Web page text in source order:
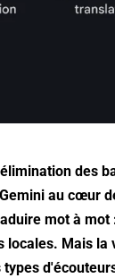
des
au cœur
mot à mot
locales. Mais la